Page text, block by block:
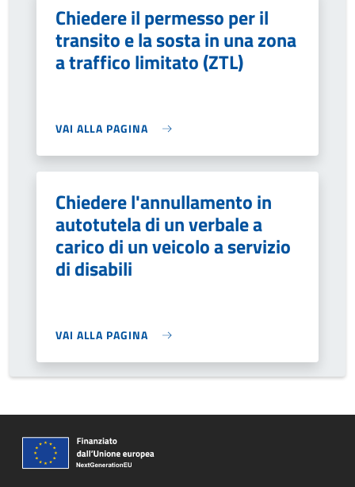
Chiedere il permesso per il
transito e la sosta in una zona
a traffico limitato (ZTL)
VAI ALLA PAGINA
Chiedere l'annullamento in
autotutela di un verbale a
carico di un veicolo a servizio
di disabili
VAI ALLA PAGINA